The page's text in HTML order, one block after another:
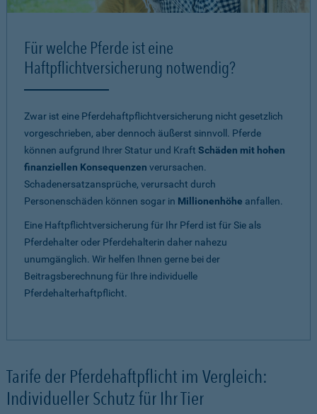
Für welche Pferde ist eine
Haftpflichtversicherung notwendig?
Zwar ist eine Pferdehaftpflichtversicherung nicht gesetzlich
vorgeschrieben, aber dennoch äußerst sinnvoll. Pferde
können aufgrund Ihrer Statur und Kraft Schäden mit hohen
finanziellen Konsequenzen verursachen.
Schadenersatzansprüche, verursacht durch
Personenschäden können sogar in Millionenhöhe anfallen.
Eine Haftpflichtversicherung für Ihr Pferd ist für Sie als
Pferdehalter oder Pferdehalterin daher nahezu
unumgänglich. Wir helfen Ihnen gerne bei der
Beitragsberechnung für Ihre individuelle
Pferdehalterhaftpflicht.
Tarife der Pferdehaftpflicht im Vergleich:
Individueller Schutz für Ihr Tier